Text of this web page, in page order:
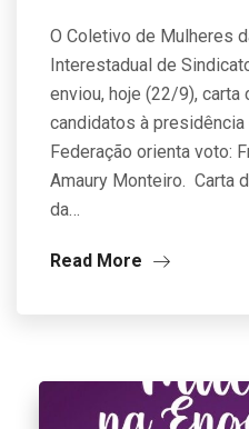
O Coletivo de Mulheres
Interestadual de
enviou, hoje (22/9),
candidatos à presidência
Federação orienta voto:
Amaury Monteiro. Carta
da…
Read More